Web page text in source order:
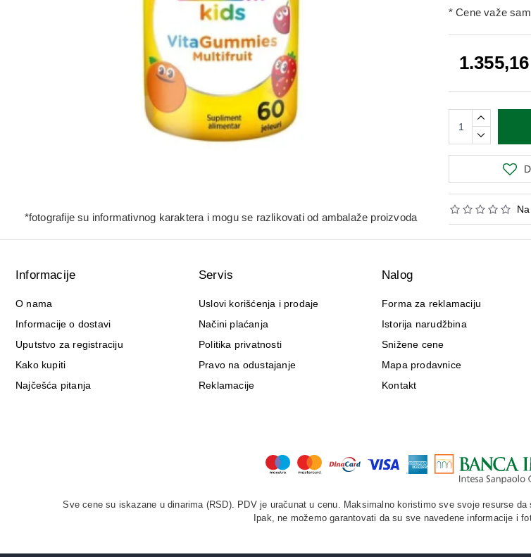
*fotografije su informativnog karaktera i mogu se razlikovati od ambalaže proizvoda
energijom
* Cene važe
Informacije
O nama
Informacije o dostavi
Uputstvo za registraciju
Kako kupiti
Najčešća pitanja
Servis
Uslovi korišćenja i prodaje
Načini plaćanja
Politika privatnosti
Pravo na odustajanje
Reklamacije
Nalog
Forma za reklamaciju
Istorija narudžbina
Snižene cene
Mapa prodavnice
Kontakt
Sve cene su iskazane u dinarima (RSD). PDV je uračunat u cenu. Maksimalno koristimo sve svoje resurse
Ipak, ne možemo garantovati da su sve navedene informacije i